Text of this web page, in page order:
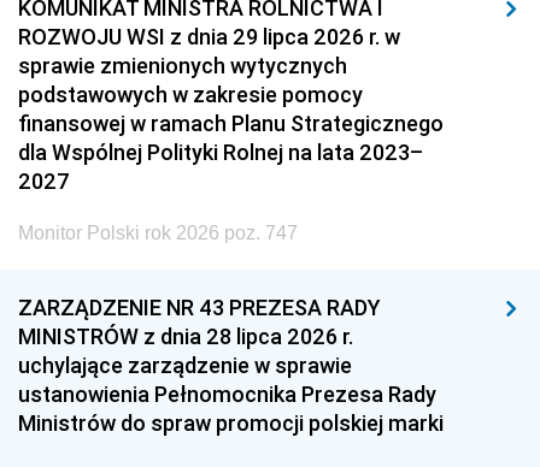
KOMUNIKAT MINISTRA ROLNICTWA I
ROZWOJU WSI z dnia 29 lipca 2026 r. w
sprawie zmienionych wytycznych
podstawowych w zakresie pomocy
finansowej w ramach Planu Strategicznego
dla Wspólnej Polityki Rolnej na lata 2023–
2027
Monitor Polski rok 2026 poz. 747
ZARZĄDZENIE NR 43 PREZESA RADY
MINISTRÓW z dnia 28 lipca 2026 r.
uchylające zarządzenie w sprawie
ustanowienia Pełnomocnika Prezesa Rady
Ministrów do spraw promocji polskiej marki